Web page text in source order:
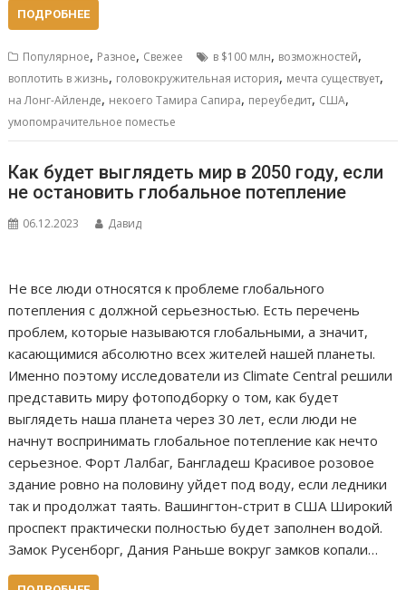
ПОДРОБНЕЕ
Популярное, Разное, Свежее в $100 млн, возможностей,
воплотить в жизнь, головокружительная история, мечта существует,
на Лонг-Айленде, некоего Тамира Сапира, переубедит, США,
умопомрачительное поместье
Как будет выглядеть мир в 2050 году, если
не остановить глобальное потепление
06.12.2023 Давид
Не все люди относятся к проблеме глобального
потепления с должной серьезностью. Есть перечень
проблем, которые называются глобальными, а значит,
касающимися абсолютно всех жителей нашей планеты.
Именно поэтому исследователи из Climate Central решили
представить миру фотоподборку о том, как будет
выглядеть наша планета через 30 лет, если люди не
начнут воспринимать глобальное потепление как нечто
серьезное. Форт Лалбаг, Бангладеш Красивое розовое
здание ровно на половину уйдет под воду, если ледники
так и продолжат таять. Вашингтон-стрит в США Широкий
проспект практически полностью будет заполнен водой.
Замок Русенборг, Дания Раньше вокруг замков копали…